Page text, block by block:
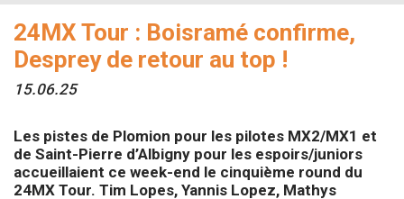
24MX Tour : Boisramé confirme,
Desprey de retour au top !
15.06.25
Les pistes de Plomion pour les pilotes MX2/MX1 et
de Saint-Pierre d’Albigny pour les espoirs/juniors
accueillaient ce week-end le cinquième round du
24MX Tour. Tim Lopes, Yannis Lopez, Mathys